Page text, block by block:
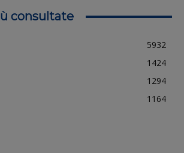
consultate
5932
1424
1294
1164